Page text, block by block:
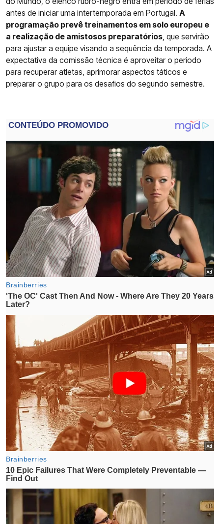
antes de iniciar uma intertemporada em Portugal. A
programação prevê treinamentos em solo europeu e
a realização de amistosos preparatórios , que servirão
para ajustar a equipe visando a sequência da temporada. A
expectativa da comissão técnica é aproveitar o período
para recuperar atletas, aprimorar aspectos táticos e
preparar o grupo para os desafios do segundo semestre.